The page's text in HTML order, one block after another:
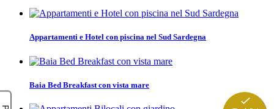
Appartamenti e Hotel con piscina nel Sud Sardegna
Baia Bed Breakfast con vista mare